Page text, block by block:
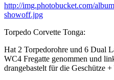
http://img.photobucket.com/
showoff.jpg
Torpedo Corvette Tonga:
Hat 2 Torpedorohre und 6 Dual
WC4 Fregatte genommen und
drangebastelt für die Geschütze